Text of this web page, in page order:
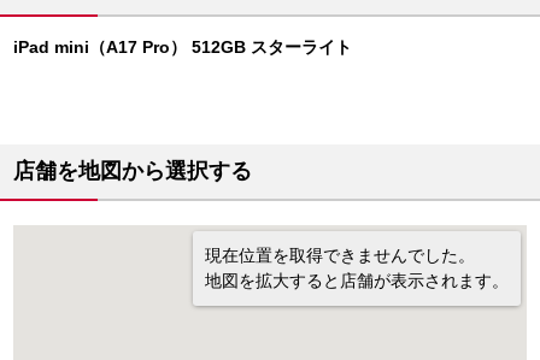
iPad mini（A17 Pro） 512GB スターライト
店舗を地図から選択する
現在位置を取得できませんでした。
地図を拡大すると店舗が表示されます。